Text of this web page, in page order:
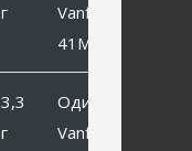
г
Vanfook SP-
41MB #6
3,3
г
Одинарный
Vanfook SP-